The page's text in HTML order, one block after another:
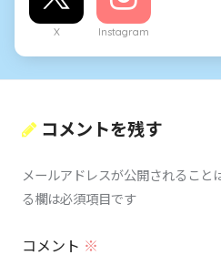
X Instagram
コメントを残す
メールアドレスが公開されること
る欄は必須項目です
コメント ※